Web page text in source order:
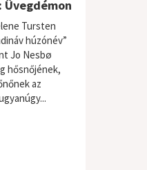
Üvegdémon
Tursten
húzónév”
Jo Nesbø
hősnőjének,
az